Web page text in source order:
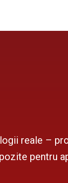
reale –
pentru